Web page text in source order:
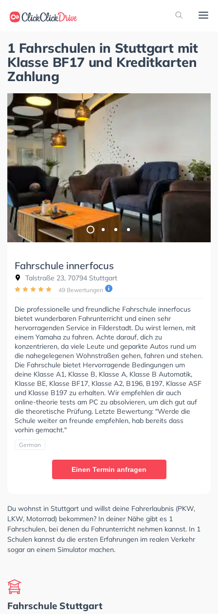
1 Fahrschulen in Stuttgart mit
Klasse BF17 und Kreditkarten
Zahlung
Fahrschule innerfocus
Talstraße 23, 70794 Stuttgart
49 Bewertungen
Die professionelle und freundliche Fahrschule innerfocus
bietet wunderbaren Fahrunterricht und einen sehr
hervorragenden Service in Filderstadt. Du wirst lernen, mit
einem Yamaha zu fahren. Achte darauf, dich zu
konzentrieren, da viele Leute und geparkte Autos rund um
die nahegelegenen Wohnstraßen gehen, fahren und stehen.
Die Fahrschule bietet Hervorragende Bedingungen um
deine Klasse A1, Klasse B, Klasse A, Klasse B Automatik,
Klasse BE, Klasse BF17, Klasse A2, B196, B197, Klasse ASF
und Klasse B197 zu erhalten. Wir empfehlen dir auch
online-theorie tests am PC zu absolvieren, um dich gut auf
die theoretische Prüfung. Letzte Bewertung: "Werde die
Schule weiter an freunde empfehlen, hab bereits dass
vorhin gemacht."
German
Einen Termin anfragen
Du wohnst in Stuttgart und willst deine Fahrerlaubnis (PKW,
LKW, Motorrad) bekommen? In deiner Nähe gibt es 1
Fahrschulen, bei denen du Fahrunterricht nehmen kannst. In 1
Schulen kannst du die ersten Erfahrungen im realen Verkehr
sogar an einem Simulator machen.
Fahrschule Stuttgart